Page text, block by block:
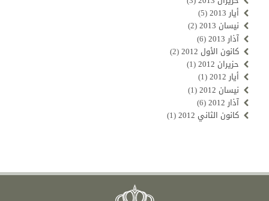
أيار 2013
(5)
نيسان 2013
(2)
آذار 2013
(6)
كانون الأول 2012
(2)
حزيران 2012
(1)
أيار 2012
(1)
نيسان 2012
(1)
آذار 2012
(6)
كانون الثاني 2012
(1)